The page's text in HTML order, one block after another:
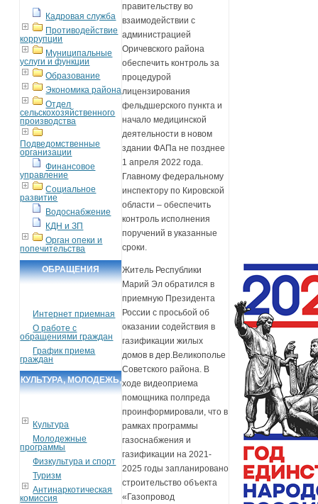
Кадровая служба
Противодействие
коррупции
Муниципальные
услуги и функции
Образование
Экономика района
Отдел
сельскохозяйственного
производства
Подведомственные
организации
Финансовое
управление
Социальное
развитие
Водоснабжение
КДН и ЗП
Орган опеки и
попечительства
ОБРАЩЕНИЯ
Интернет приемная
О работе с
обращениями граждан
График приема
граждан
КУЛЬТУРА, МОЛОДЕЖЬ,
Культура
Молодежные
программы
Физкультура и спорт
Туризм
Антинаркотическая
комиссия
правительству во
взаимодействии с
администрацией
Оричевского района
обеспечить контроль за
процедурой
лицензирования
фельдшерского пункта и
начало медицинской
деятельности в новом
здании ФАПа не позднее
1 апреля 2022 года.
Главному федеральному
инспектору по Кировской
области – обеспечить
контроль исполнения
поручений в указанные
сроки.
Житель Республики
Марий Эл обратился в
приемную Президента
России с просьбой об
оказании содействия в
газификации жилых
домов в дер.Великополье
Советского района. В
ходе видеоприема
помощника полпреда
проинформировали, что в
рамках программы
газоснабжения и
газификации на 2021-
2025 годы запланировано
строительство объекта
«Газопровод